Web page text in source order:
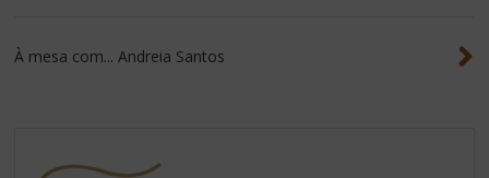
À mesa com... Andreia Santos